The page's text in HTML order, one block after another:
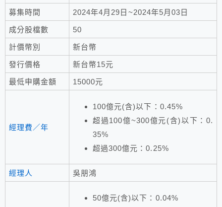
募集時間 2024年4月29日~2024年5月03日
成分股檔數 50
計價幣別 新台幣
發行價格 新台幣15元
最低申購金額 15000元
經理費／年
100億元(含)以下：0.45%
超過100億~300億元(含)以下：0.
35%
超過300億元：0.25%
經理人 吳朋鴻
50億元(含)以下：0.04%